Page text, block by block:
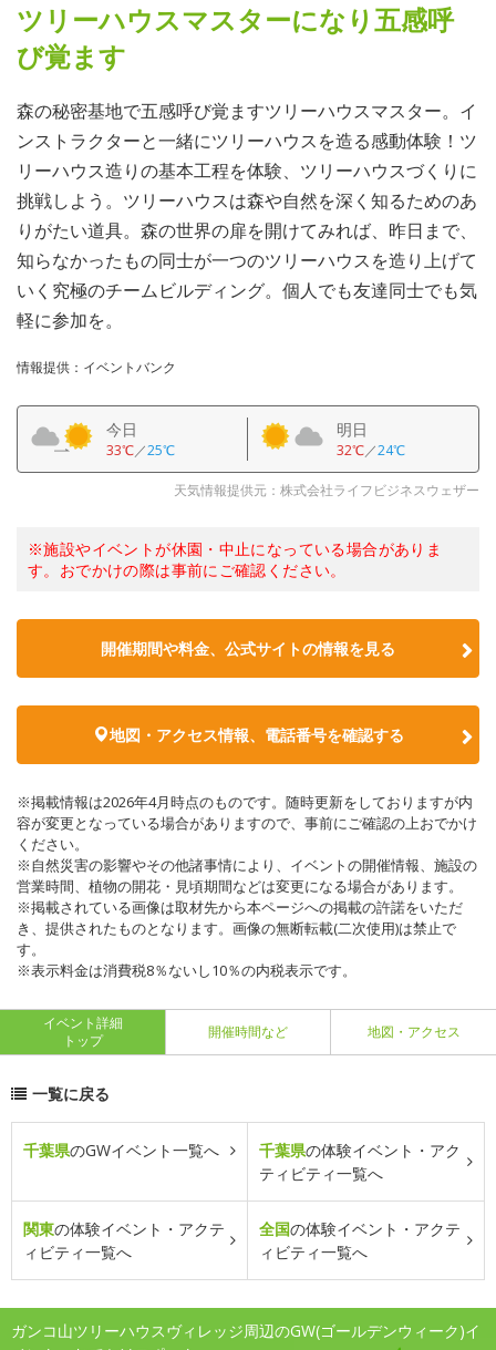
ツリーハウスマスターになり五感呼
び覚ます
森の秘密基地で五感呼び覚ますツリーハウスマスター。イ
ンストラクターと一緒にツリーハウスを造る感動体験！ツ
リーハウス造りの基本工程を体験、ツリーハウスづくりに
挑戦しよう。ツリーハウスは森や自然を深く知るためのあ
りがたい道具。森の世界の扉を開けてみれば、昨日まで、
知らなかったもの同士が一つのツリーハウスを造り上げて
いく究極のチームビルディング。個人でも友達同士でも気
軽に参加を。
情報提供：イベントバンク
今日
33℃／25℃
明日
32℃／24℃
天気情報提供元：株式会社ライフビジネスウェザー
※施設やイベントが休園・中止になっている場合がありま
す。おでかけの際は事前にご確認ください。
開催期間や料金、公式サイトの情報を見る
地図・アクセス情報、電話番号を確認する
※掲載情報は2026年4月時点のものです。随時更新をしておりますが内
容が変更となっている場合がありますので、事前にご確認の上おでかけ
ください。
※自然災害の影響やその他諸事情により、イベントの開催情報、施設の
営業時間、植物の開花・見頃期間などは変更になる場合があります。
※掲載されている画像は取材先から本ページへの掲載の許諾をいただ
き、提供されたものとなります。画像の無断転載(二次使用)は禁止で
す。
※表示料金は消費税8％ないし10％の内税表示です。
イベント詳細
トップ
開催時間など 地図・アクセス
一覧に戻る
千葉県のGWイベント一覧へ 千葉県の体験イベント・アク
ティビティ一覧へ
関東の体験イベント・アクテ
ィビティ一覧へ
全国の体験イベント・アクテ
ィビティ一覧へ
ガンコ山ツリーハウスヴィレッジ周辺のGW(ゴールデンウィーク)イ